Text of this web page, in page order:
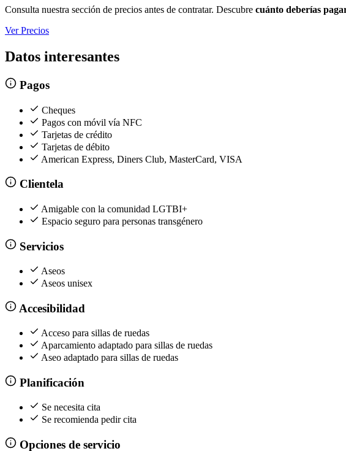
Consulta nuestra sección de precios antes de contratar. Descubre cuánto deberías
Ver Precios
Datos interesantes
Pagos
Cheques
Pagos con móvil vía NFC
Tarjetas de crédito
Tarjetas de débito
American Express, Diners Club, MasterCard, VISA
Clientela
Amigable con la comunidad LGTBI+
Espacio seguro para personas transgénero
Servicios
Aseos
Aseos unisex
Accesibilidad
Acceso para sillas de ruedas
Aparcamiento adaptado para sillas de ruedas
Aseo adaptado para sillas de ruedas
Planificación
Se necesita cita
Se recomienda pedir cita
Opciones de servicio